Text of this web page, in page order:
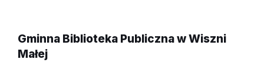
Gminna Biblioteka Publiczna w Wiszni
Małej